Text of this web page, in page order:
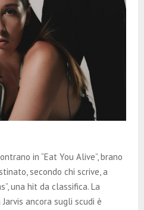
in “Eat You Alive”, brano
secondo chi scrive, a
una hit da classifica. La
ancora sugli scudi è